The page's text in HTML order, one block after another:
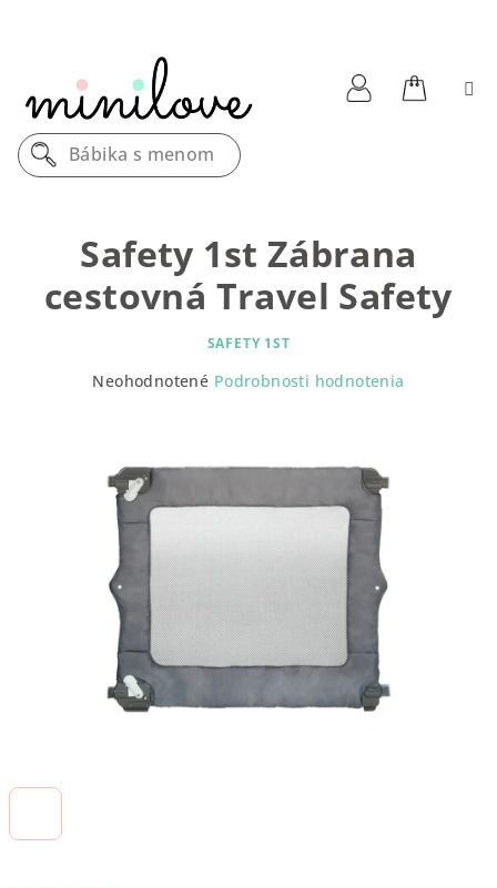
Bábika s menom
Safety 1st Zábrana
cestovná Travel Safety
SAFETY 1ST
Neohodnotené Podrobnosti hodnotenia